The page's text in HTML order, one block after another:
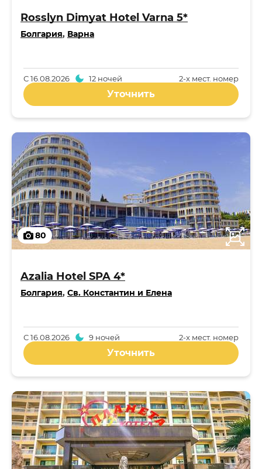
Rosslyn Dimyat Hotel Varna 5*
Болгария, Варна
2-x мест. номер
С16.08.2026 12 ночей
Уточнить
80
Azalia Hotel SPA 4*
Болгария, Св. Константин и Елена
2-x мест. номер
С16.08.2026 9 ночей
Уточнить